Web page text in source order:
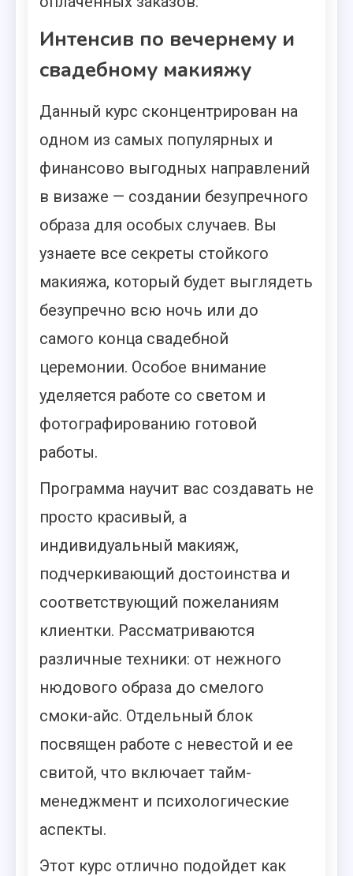
Интенсив по вечернему и
свадебному макияжу
Данный курс сконцентрирован на
одном из самых популярных и
финансово выгодных направлений
в визаже — создании безупречного
образа для особых случаев. Вы
узнаете все секреты стойкого
макияжа, который будет выглядеть
безупречно всю ночь или до
самого конца свадебной
церемонии. Особое внимание
уделяется работе со светом и
фотографированию готовой
работы.
Программа научит вас создавать не
просто красивый, а
индивидуальный макияж,
подчеркивающий достоинства и
соответствующий пожеланиям
клиентки. Рассматриваются
различные техники: от нежного
нюдового образа до смелого
смоки-айс. Отдельный блок
посвящен работе с невестой и ее
свитой, что включает тайм-
менеджмент и психологические
аспекты.
Этот курс отлично подойдет как